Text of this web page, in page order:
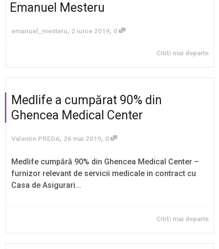
Emanuel Mesteru
emanuel_mesteru, 2 iunie 2019, 0
Citiți mai departe
Medlife a cumpărat 90% din
Ghencea Medical Center
Valentin PREDA, 26 mai 2019, 0
Medlife cumpără 90% din Ghencea Medical Center –
furnizor relevant de servicii medicale in contract cu
Casa de Asigurari...
Citiți mai departe